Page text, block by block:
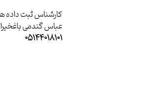
کارشناس ثبت داده
عباس گندمی
05144018101